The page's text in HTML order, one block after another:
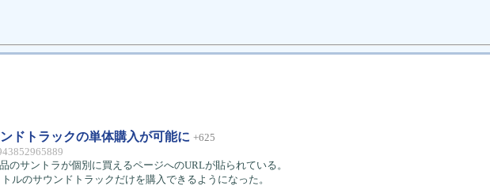
ドトラックの単体購入が可能に +625
のサントラが個別に買えるページへのURLが貼られている。
ルのサウンドトラックだけを購入できるようになった。